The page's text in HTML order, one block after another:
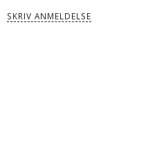
SKRIV ANMELDELSE